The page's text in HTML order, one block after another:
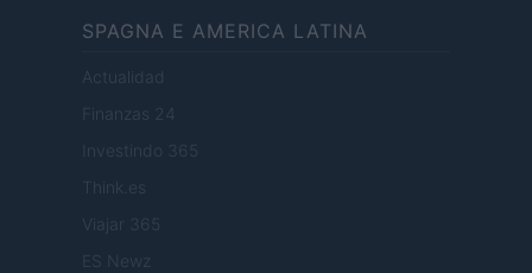
SPAGNA E AMERICA LATINA
Actualidad
Finanzas 24
Investindo 365
Think.es
Viajar 365
ES Newz